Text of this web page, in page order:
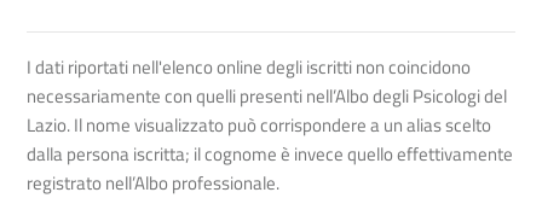
I dati riportati nell'elenco online degli iscritti non coincidono
necessariamente con quelli presenti nell’Albo degli Psicologi del
Lazio. Il nome visualizzato può corrispondere a un alias scelto
dalla persona iscritta; il cognome è invece quello effettivamente
registrato nell’Albo professionale.